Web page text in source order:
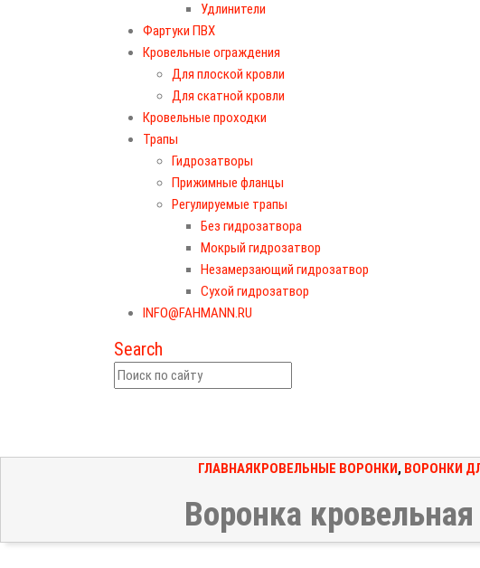
Удлинители
Фартуки ПВХ
Кровельные ограждения
Для плоской кровли
Для скатной кровли
Кровельные проходки
Трапы
Гидрозатворы
Прижимные фланцы
Регулируемые трапы
Без гидрозатвора
Мокрый гидрозатвор
Незамерзающий гидрозатвор
Сухой гидрозатвор
INFO@FAHMANN.RU
Search
ГЛАВНАЯКРОВЕЛЬНЫЕ ВОРОНКИ, ВОРОНКИ
Воронка